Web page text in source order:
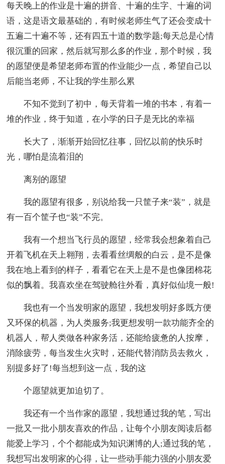
每天晚上的作业是十遍的拼音、十遍的生字、十遍的词
语，这是语文最基础的，有时候老师生气了还会变成十
五遍二十遍不等，还有四五十道的数学题;每天总是心情
很沉重的回家，然后就写那么多的作业，那个时候，我
的愿望便是希望老师布置的作业能少一点，希望自己以
后能当老师，不让我的学生那么累
不知不觉到了初中，每天背着一堆的书本，有着一
堆的作业，终于知道，在小学的日子是无比的幸福
长大了，渐渐开始回忆往事，回忆以前的快乐时
光，哪怕是流着泪的
离别的愿望
我的愿望有很多，别说给我一只筐子来“装”，就是
有一百个筐子也“装”不完。
我有一个想当飞行员的愿望，经常我会想象着自己
开着飞机在天上翱翔，去看看丝绸般的白云，是不是像
我在地上看到的样子，看看它在天上是不是也像团棉花
似的飘着。我喜欢坐在驾驶舱往外看，真好似仙境一般!
我也有一个当发明家的愿望，我想发明好多既方便
又环保的机器，为人类服务;我更想发明一款功能齐全的
机器人，帮人类做各种家务活，还能给疲惫的人按摩，
消除疲劳，每当发生火灾时，还能代替消防员去救火，
别提多好了!每当想到这一点，我的这
个愿望就更加迫切了。
我还有一个当作家的愿望，我想通过我的笔，写出
一批又一批小朋友喜欢的作品，让每个小朋友阅读后都
能爱上学习，个个都能成为知识渊博的人;通过我的笔，
我想写出发明家的心得，让一些动手能力强的小朋友爱